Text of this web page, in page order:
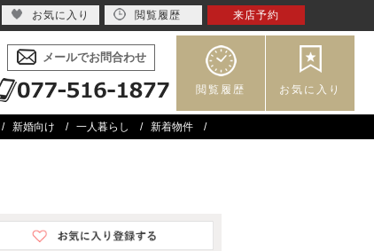
メールでお問合わせ
閲覧履歴 お気に入り
新婚向け 一人暮らし 新着物件
お気に入り 閲覧履歴 来店予約